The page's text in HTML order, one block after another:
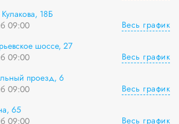
18Б
09:00
Весь график
шоссе, 27
09:00
Весь график
проезд, 6
09:00
Весь график
65
09:00
Весь график